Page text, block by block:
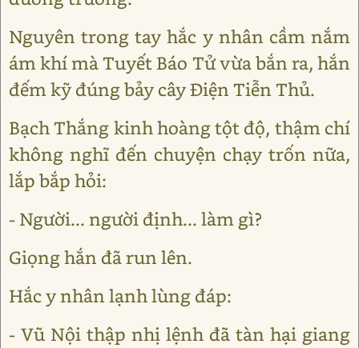
Nguyên trong tay hắc y nhân cầm nắm
ám khí mà Tuyết Báo Tử vừa bắn ra, hắn
đếm kỹ đúng bảy cây Điện Tiễn Thủ.
Bạch Thắng kinh hoàng tột độ, thậm chí
không nghĩ đến chuyện chạy trốn nữa,
lắp bắp hỏi:
- Người... người định... làm gì?
Giọng hắn đã run lên.
Hắc y nhân lạnh lùng đáp:
- Vũ Nội thập nhị lệnh đã tàn hại giang